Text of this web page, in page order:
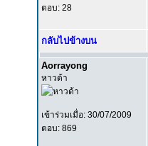
ตอบ: 28
กลับไปข้างบน
Aorrayong
หาวด้า
เข้าร่วมเมื่อ: 30/07/2009
ตอบ: 869